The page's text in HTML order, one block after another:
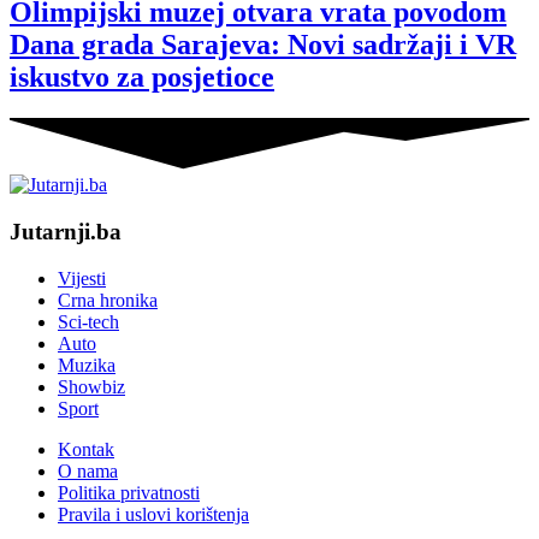
Olimpijski muzej otvara vrata povodom
Dana grada Sarajeva: Novi sadržaji i VR
iskustvo za posjetioce
Jutarnji.ba
Vijesti
Crna hronika
Sci-tech
Auto
Muzika
Showbiz
Sport
Kontak
O nama
Politika privatnosti
Pravila i uslovi korištenja